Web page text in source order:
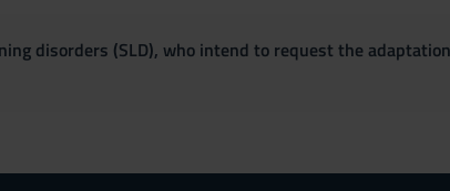
disorders (SLD), who intend to request the